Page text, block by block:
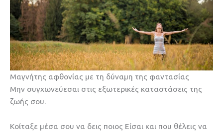
Μαγνήτης αφθονίας με τη δύναμη της φαντασίας
Μην συγχωνεύεσαι στις εξωτερικές καταστάσεις της
ζωής σου.
Κοίταξε μέσα σου να δεις ποιος Είσαι και που θέλεις να